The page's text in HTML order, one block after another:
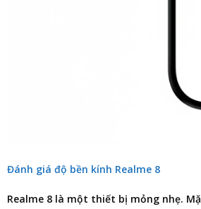
Đánh giá độ bền kính Realme 8
Realme 8 là một thiết bị mỏng nhẹ.